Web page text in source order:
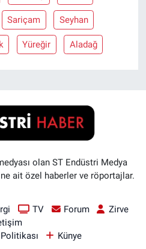
Sariçam Seyhan
Yüreğir Aladağ
olan ST Endüstri Medya
ait özel haberler ve röportajlar.
TV Forum
Zirve
Künye